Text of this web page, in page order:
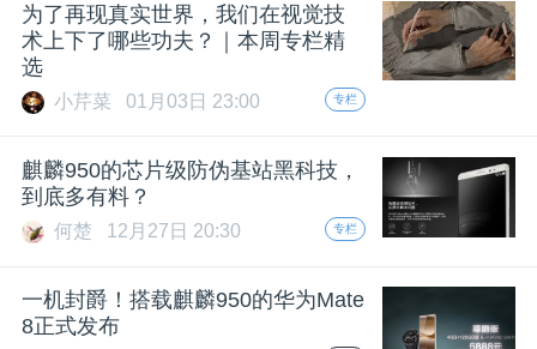
课
动
心
为了再现真实世界，我们在视觉技
术上下了哪些功夫？｜本周专栏精
选
小芹菜 01月03日 23:00 专栏
麒麟950的芯片级防伪基站黑科技，
到底多有料？
何楚 12月27日 20:30 专栏
一机封爵！搭载麒麟950的华为Mate
8正式发布